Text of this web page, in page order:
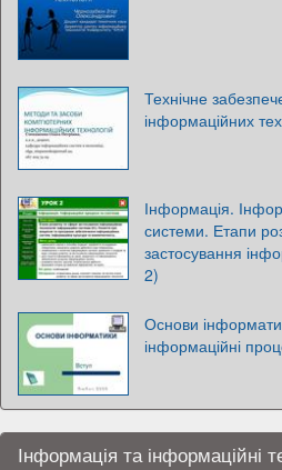
Технічне
інформаційних
Інформація.
системи. Етапи
застосування
2)
Основи
інформаційні
Інформація та інформаційні